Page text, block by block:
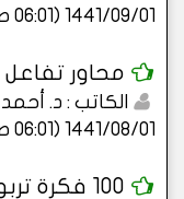
1441/09/01 (06:01 صباحاً)
محاور تفاعل
الكاتب : د.
1441/08/01 (06:01 صباحاً)
100 فكرة تربوية لضبط سلوك للطلاب «7».